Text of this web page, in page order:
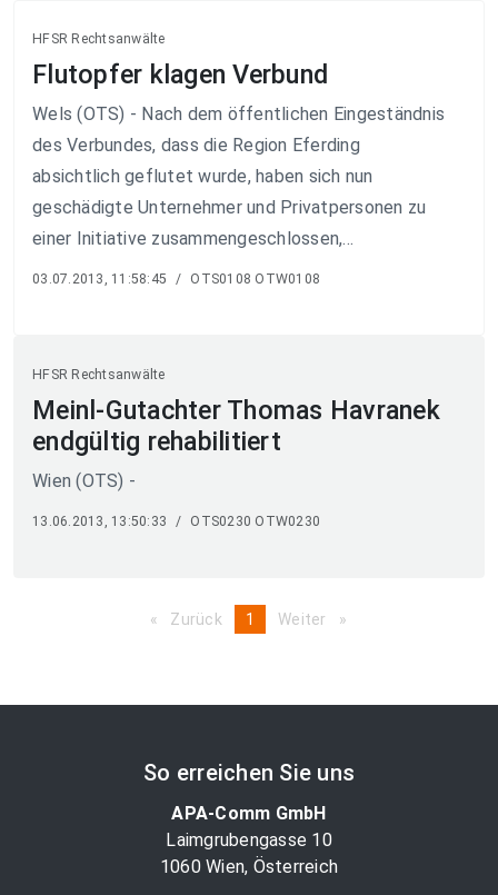
HFSR Rechtsanwälte
Flutopfer klagen Verbund
Wels (OTS) - Nach dem öffentlichen Eingeständnis
des Verbundes, dass die Region Eferding
absichtlich geflutet wurde, haben sich nun
geschädigte Unternehmer und Privatpersonen zu
einer Initiative zusammengeschlossen,...
03.07.2013, 11:58:45 / OTS0108 OTW0108
HFSR Rechtsanwälte
Meinl-Gutachter Thomas Havranek
endgültig rehabilitiert
Wien (OTS) -
13.06.2013, 13:50:33 / OTS0230 OTW0230
Zurück pageYou're
1 Weiter page
So erreichen Sie uns
APA-Comm GmbH
Laimgrubengasse 10
1060 Wien, Österreich